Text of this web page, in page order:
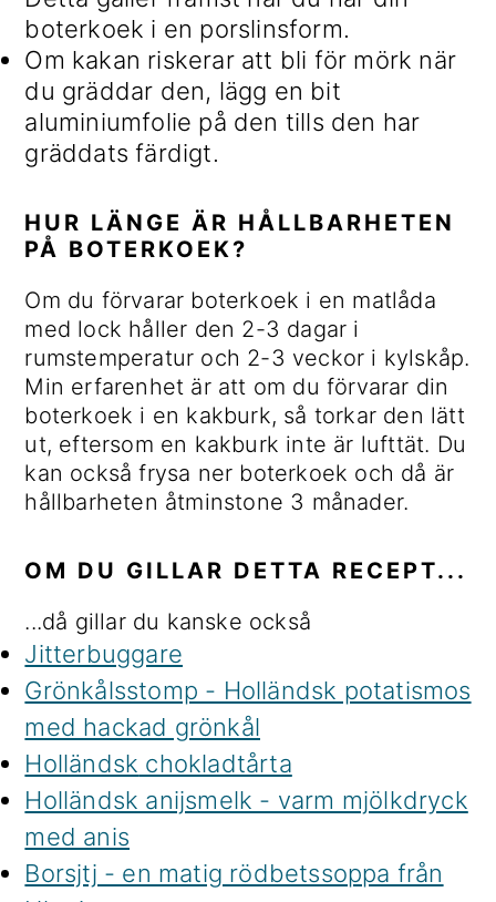
boterkoek i en porslinsform.
Om kakan riskerar att bli för mörk när
du gräddar den, lägg en bit
aluminiumfolie på den tills den har
gräddats färdigt.
HUR LÄNGE ÄR HÅLLBARHETEN
PÅ BOTERKOEK?
Om du förvarar boterkoek i en matlåda
med lock håller den 2-3 dagar i
rumstemperatur och 2-3 veckor i kylskåp.
Min erfarenhet är att om du förvarar din
boterkoek i en kakburk, så torkar den lätt
ut, eftersom en kakburk inte är lufttät. Du
kan också frysa ner boterkoek och då är
hållbarheten åtminstone 3 månader.
OM DU GILLAR DETTA RECEPT...
...då gillar du kanske också
Jitterbuggare
Grönkålsstomp - Holländsk potatismos
med hackad grönkål
Holländsk chokladtårta
Holländsk anijsmelk - varm mjölkdryck
med anis
Borsjtj - en matig rödbetssoppa från